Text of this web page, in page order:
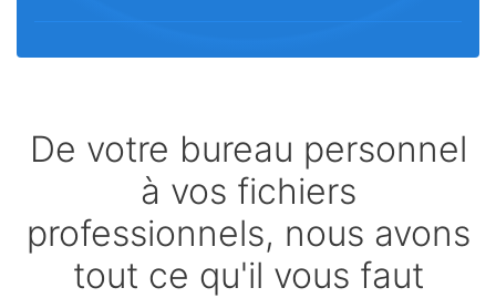
De votre bureau personnel
à vos fichiers
professionnels, nous avons
tout ce qu'il vous faut